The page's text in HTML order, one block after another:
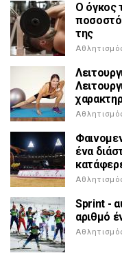
Ο όγκος
ποσοστό
της
ένα
Sprint -
αριθμό